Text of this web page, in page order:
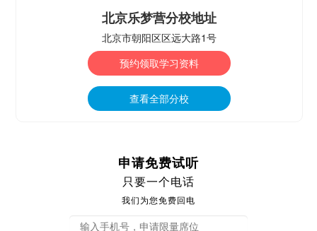
北京乐梦营分校地址
北京市朝阳区区远大路1号
预约领取学习资料
查看全部分校
申请免费试听
只要一个电话
我们为您免费回电